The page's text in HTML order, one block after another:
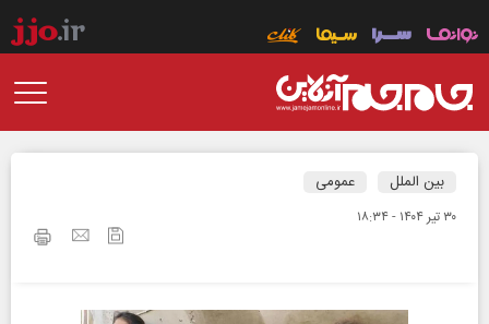
بین الملل عمومی
۳۰ تير ۱۴۰۴ - ۱۸:۳۴